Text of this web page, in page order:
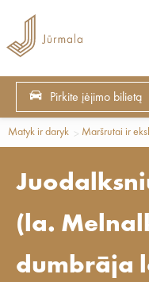
Pirkite įėjimo bilietą
Matyk ir daryk Maršrutai ir
(la.
dumbrāja